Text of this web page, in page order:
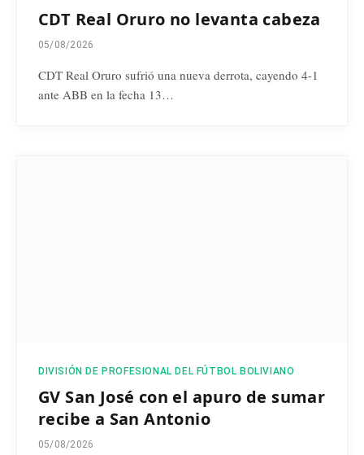
CDT Real Oruro no levanta cabeza
05/08/2026
CDT Real Oruro sufrió una nueva derrota, cayendo 4-1
ante ABB en la fecha 13…
DIVISIÓN DE PROFESIONAL DEL FÚTBOL BOLIVIANO
GV San José con el apuro de sumar
recibe a San Antonio
05/08/2026